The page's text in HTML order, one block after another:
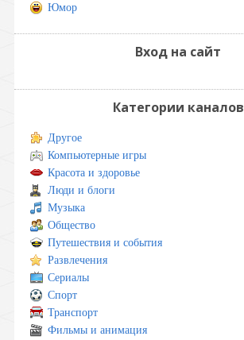
Юмор
Вход на сайт
Категории каналов
Другое
Компьютерные игры
Красота и здоровье
Люди и блоги
Музыка
Общество
Путешествия и события
Развлечения
Сериалы
Спорт
Транспорт
Фильмы и анимация